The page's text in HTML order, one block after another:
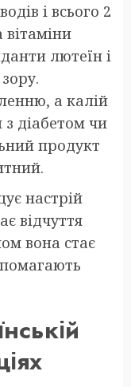
і всього 2
лютеїн і
а калій
діабетом чи
продукт
настрій
відчуття
вона стає